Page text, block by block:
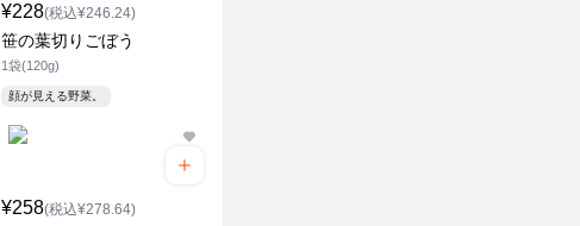
¥228(税込¥246.24)
笹の葉切りごぼう
1袋(120g)
顔が見える野菜。
¥258(税込¥278.64)